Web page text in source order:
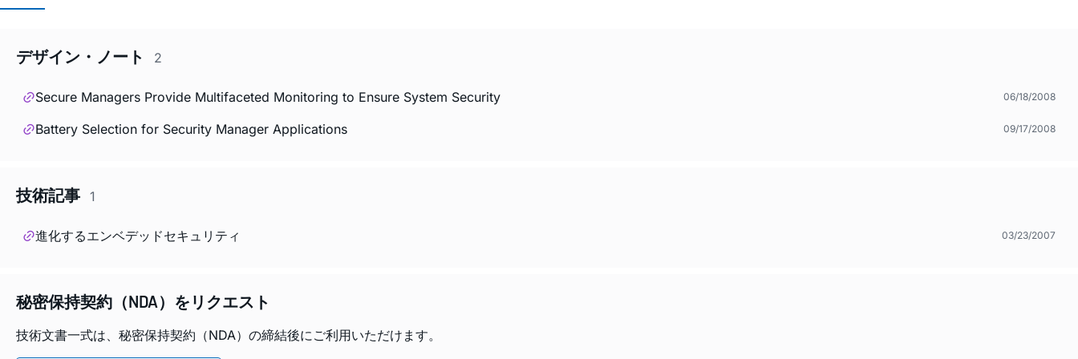
デザイン・ノート 2
Secure Managers Provide Multifaceted Monitoring to Ensure System Security 06/18/2008
Battery Selection for Security Manager Applications 09/17/2008
技術記事 1
進化するエンベデッドセキュリティ 03/23/2007
秘密保持契約（NDA）をリクエスト
技術文書一式は、秘密保持契約（NDA）の締結後にご利用いただけます。